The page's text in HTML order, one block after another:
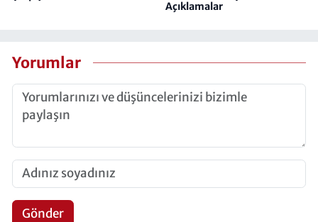
Açıklamalar
Yorumlar
Gönder